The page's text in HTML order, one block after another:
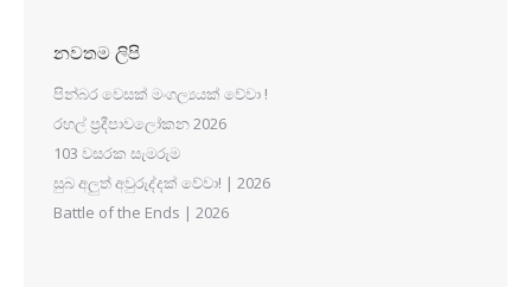
නවතම ලිපි
පින්බර වෙසක් මංගල්‍යයක් වේවා !
රහල් ප්‍රදීපාවලෝකන 2026
103 වසරක සැමරුම
සුබ අලුත් අවුරුද්දක් වේවා! | 2026
Battle of the Ends | 2026